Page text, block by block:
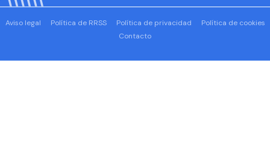
Aviso legal Política de RRSS Política de privacidad
Política de cookies
Contacto